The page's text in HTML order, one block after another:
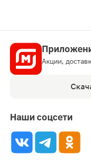
Акции,
Наши соцсети